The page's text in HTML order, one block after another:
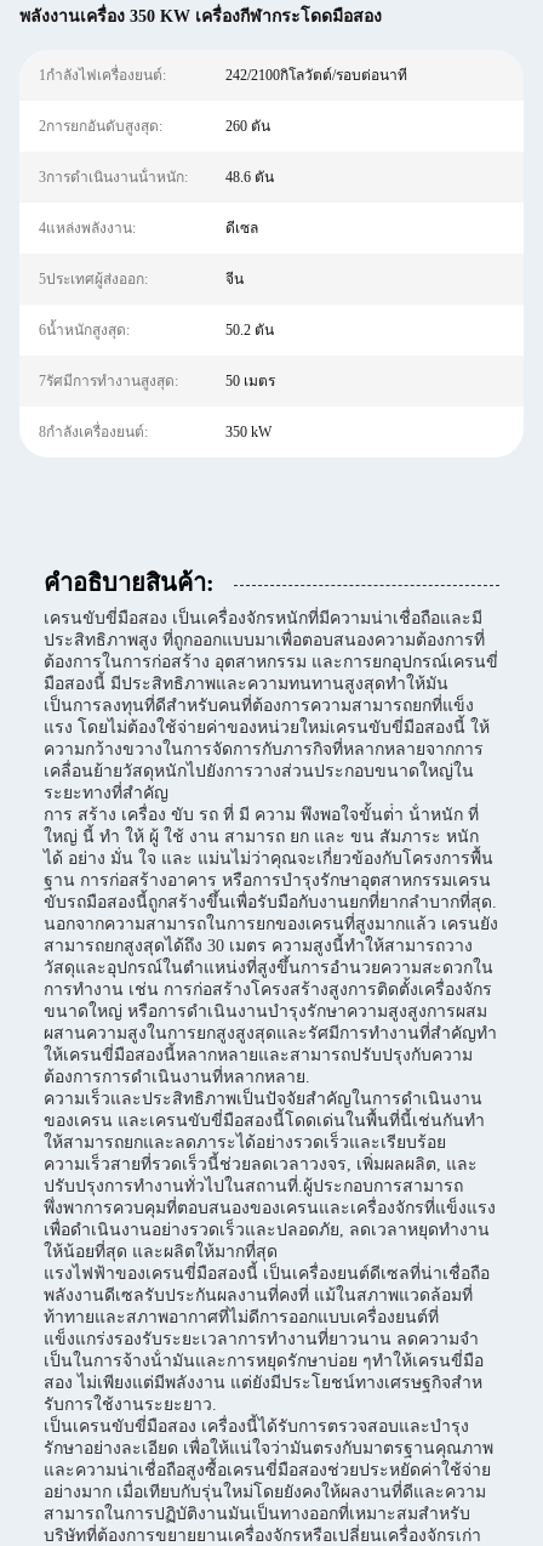
พลังงานเครื่อง 350 KW เครื่องกีฬากระโดดมือสอง
1กำลังไฟเครื่องยนต์: 242/2100กิโลวัตต์/รอบต่อนาที
2การยกอันดับสูงสุด: 260 ตัน
3การดําเนินงานน้ําหนัก: 48.6 ตัน
4แหล่งพลังงาน: ดีเซล
5ประเทศผู้ส่งออก: จีน
6น้ำหนักสูงสุด: 50.2 ตัน
7รัศมีการทำงานสูงสุด: 50 เมตร
8กำลังเครื่องยนต์: 350 kW
คําอธิบายสินค้า:
เครนขับขี่มือสอง เป็นเครื่องจักรหนักที่มีความน่าเชื่อถือและมี
ประสิทธิภาพสูง ที่ถูกออกแบบมาเพื่อตอบสนองความต้องการที่
ต้องการในการก่อสร้าง อุตสาหกรรม และการยกอุปกรณ์เครนขี่
มือสองนี้ มีประสิทธิภาพและความทนทานสูงสุดทําให้มัน
เป็นการลงทุนที่ดีสําหรับคนที่ต้องการความสามารถยกที่แข็ง
แรง โดยไม่ต้องใช้จ่ายค่าของหน่วยใหม่เครนขับขี่มือสองนี้ ให้
ความกว้างขวางในการจัดการกับภารกิจที่หลากหลายจากการ
เคลื่อนย้ายวัสดุหนักไปยังการวางส่วนประกอบขนาดใหญ่ใน
ระยะทางที่สําคัญ
การ สร้าง เครื่อง ขับ รถ ที่ มี ความ พึงพอใจขั้นต่ํา น้ําหนัก ที่
ใหญ่ นี้ ทํา ให้ ผู้ ใช้ งาน สามารถ ยก และ ขน สัมภาระ หนัก
ได้ อย่าง มั่น ใจ และ แม่นไม่ว่าคุณจะเกี่ยวข้องกับโครงการพื้น
ฐาน การก่อสร้างอาคาร หรือการบํารุงรักษาอุตสาหกรรมเครน
ขับรถมือสองนี้ถูกสร้างขึ้นเพื่อรับมือกับงานยกที่ยากลําบากที่สุด.
นอกจากความสามารถในการยกของเครนที่สูงมากแล้ว เครนยัง
สามารถยกสูงสุดได้ถึง 30 เมตร ความสูงนี้ทําให้สามารถวาง
วัสดุและอุปกรณ์ในตําแหน่งที่สูงขึ้นการอํานวยความสะดวกใน
การทํางาน เช่น การก่อสร้างโครงสร้างสูงการติดตั้งเครื่องจักร
ขนาดใหญ่ หรือการดําเนินงานบํารุงรักษาความสูงสูงการผสม
ผสานความสูงในการยกสูงสูงสุดและรัศมีการทํางานที่สําคัญทํา
ให้เครนขี่มือสองนี้หลากหลายและสามารถปรับปรุงกับความ
ต้องการการดําเนินงานที่หลากหลาย.
ความเร็วและประสิทธิภาพเป็นปัจจัยสําคัญในการดําเนินงาน
ของเครน และเครนขับขี่มือสองนี้โดดเด่นในพื้นที่นี้เช่นกันทํา
ให้สามารถยกและลดภาระได้อย่างรวดเร็วและเรียบร้อย
ความเร็วสายที่รวดเร็วนี้ช่วยลดเวลาวงจร, เพิ่มผลผลิต, และ
ปรับปรุงการทํางานทั่วไปในสถานที่.ผู้ประกอบการสามารถ
พึ่งพาการควบคุมที่ตอบสนองของเครนและเครื่องจักรที่แข็งแรง
เพื่อดําเนินงานอย่างรวดเร็วและปลอดภัย, ลดเวลาหยุดทํางาน
ให้น้อยที่สุด และผลิตให้มากที่สุด
แรงไฟฟ้าของเครนขี่มือสองนี้ เป็นเครื่องยนต์ดีเซลที่น่าเชื่อถือ
พลังงานดีเซลรับประกันผลงานที่คงที่ แม้ในสภาพแวดล้อมที่
ท้าทายและสภาพอากาศที่ไม่ดีการออกแบบเครื่องยนต์ที่
แข็งแกร่งรองรับระยะเวลาการทํางานที่ยาวนาน ลดความจํา
เป็นในการจ้างน้ํามันและการหยุดรักษาบ่อย ๆทําให้เครนขี่มือ
สอง ไม่เพียงแต่มีพลังงาน แต่ยังมีประโยชน์ทางเศรษฐกิจสําห
รับการใช้งานระยะยาว.
เป็นเครนขับขี่มือสอง เครื่องนี้ได้รับการตรวจสอบและบํารุง
รักษาอย่างละเอียด เพื่อให้แน่ใจว่ามันตรงกับมาตรฐานคุณภาพ
และความน่าเชื่อถือสูงซื้อเครนขี่มือสองช่วยประหยัดค่าใช้จ่าย
อย่างมาก เมื่อเทียบกับรุ่นใหม่โดยยังคงให้ผลงานที่ดีและความ
สามารถในการปฏิบัติงานมันเป็นทางออกที่เหมาะสมสําหรับ
บริษัทที่ต้องการขยายยานเครื่องจักรหรือเปลี่ยนเครื่องจักรเก่า